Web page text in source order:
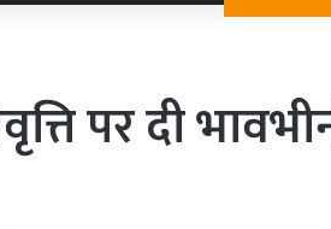
पर दी